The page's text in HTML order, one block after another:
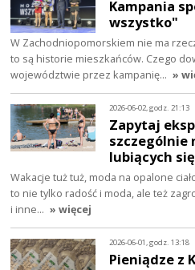
Kampania
wszystko"
W Zachodniopomorskiem nie ma
to są historie mieszkańców. Czego
województwie przez kampanię… »
2026-06-02, godz. 21:13
Zapytaj
szczególnie
lubiących
Wakacje tuż tuż, moda na opalone
to nie tylko radość i moda, ale też
i inne… » więcej
2026-06-01, godz. 13:18
Pieniądze z